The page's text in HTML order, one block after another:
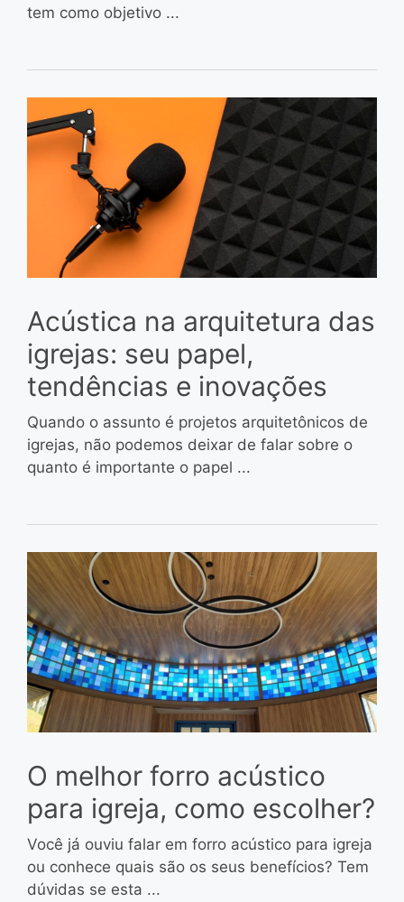
tem como objetivo ...
Acústica na arquitetura das
igrejas: seu papel,
tendências e inovações
Quando o assunto é projetos arquitetônicos de
igrejas, não podemos deixar de falar sobre o
quanto é importante o papel ...
O melhor forro acústico
para igreja, como escolher?
Você já ouviu falar em forro acústico para igreja
ou conhece quais são os seus benefícios? Tem
dúvidas se esta ...